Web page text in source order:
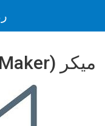
میکر (Maker) چیست؟